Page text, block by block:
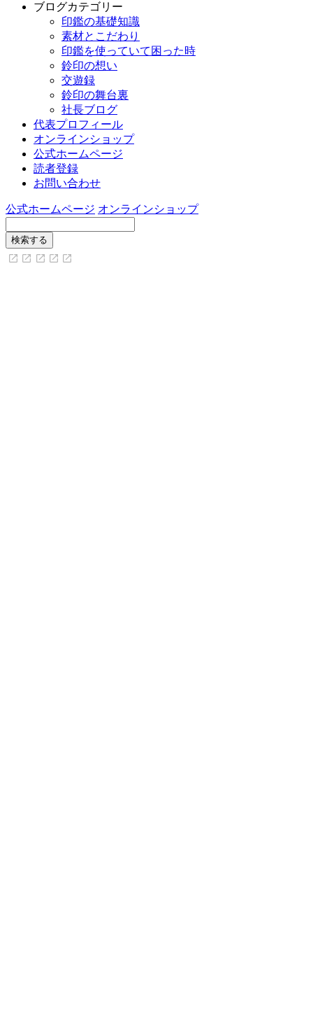
ブログカテゴリー
印鑑の基礎知識
素材とこだわり
印鑑を使っていて困った時
鈴印の想い
交遊録
鈴印の舞台裏
社長ブログ
代表プロフィール
オンラインショップ
公式ホームページ
読者登録
お問い合わせ
公式ホームページ オンラインショップ